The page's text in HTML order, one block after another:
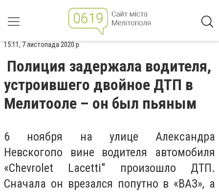
15:11, 7 листопада 2020 р.
Полиция задержала водителя,
устроившего двойное ДТП в
Мелитооле – он был пьяным
6 ноября на улице Александра
Невскогопо вине водителя автомобиля
«Chevrolet Lacetti" произошло ДТП.
Сначала он врезался попутно в «ВАЗ», а